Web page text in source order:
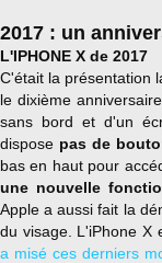
2017 : un
L'IPHONE X de 2017
C'était la présentation
le dixième
sans bord et d'un
dispose pas de
bas en haut pour
une nouvelle
Apple a aussi fait la
du visage. L'iPhone X
a misé ces derniers